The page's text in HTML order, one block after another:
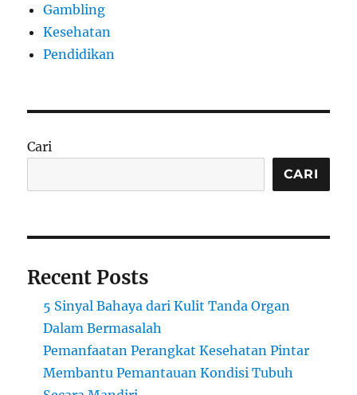
Gambling
Kesehatan
Pendidikan
Cari
CARI
Recent Posts
5 Sinyal Bahaya dari Kulit Tanda Organ
Dalam Bermasalah
Pemanfaatan Perangkat Kesehatan Pintar
Membantu Pemantauan Kondisi Tubuh